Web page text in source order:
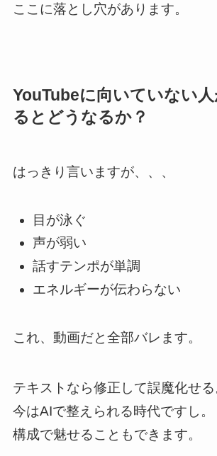
ここに落とし穴があります。
YouTubeに向いていない
るとどうなるか？
はっきり言いますが、、、
目が泳ぐ
声が弱い
話すテンポが単調
エネルギーが伝わらない
これ、動画だと全部バレます。
テキストなら修正して誤魔化せる
今はAIで整えられる時代ですし。
構成で魅せることもできます。